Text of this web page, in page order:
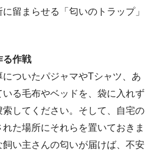
留まらせる「匂いのトラップ」
る作戦
ついたパジャマやTシャツ、あ
る毛布やベッドを、袋に入れず
してください。そして、自宅の
た場所にそれらを置いておきま
い主さんの匂いが届けば、不安